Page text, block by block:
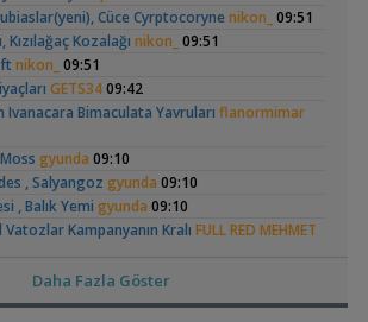
,19:52
Hobiye Dönüşaydin3437
AldırmaYgghjh,17:00
Vatoz Akvaryumu (200 Litre)saturday,
550f Filtre İçine Kaçabilir MiJoec,13:12
37 Litrelik Siyah
Neon Tetra(123)
Cüce Cyrptocoryne nikon_ 09:51
Kozalağı nikon_ 09:51
nikon_ 09:51
GETS3409:42
Bimaculata Yavruları flanormimar
gyunda 09:10
, Salyangoz gyunda 09:10
, Balık Yemi gyunda 09:10
Kampanyanın Kralı FULL RED MEHMET
Sıfırdan Farksız Garantili
Daha Fazla Göster